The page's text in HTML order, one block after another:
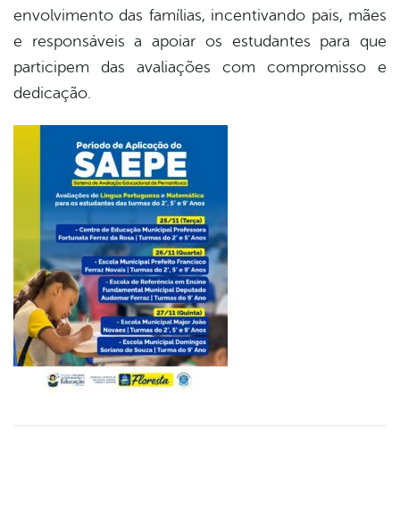
envolvimento das famílias, incentivando pais, mães
e responsáveis a apoiar os estudantes para que
participem das avaliações com compromisso e
dedicação.